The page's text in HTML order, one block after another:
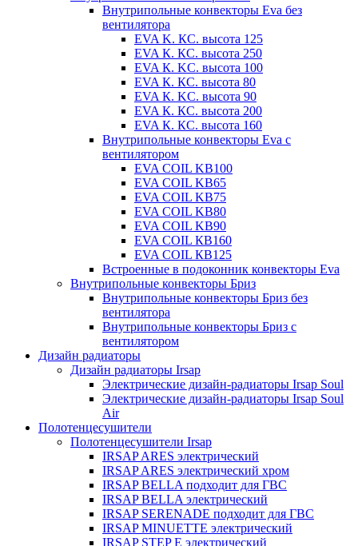
Внутрипольные конвекторы Eva без
вентилятора
EVA K. КС. высота 125
EVA К. КС. высота 250
EVA К. KС. высота 100
EVA К. КС. высота 80
EVA К. KC. высота 90
EVA К. КС. высота 200
EVA К. КС. высота 160
Внутрипольные конвекторы Eva с
вентилятором
EVA COIL KB100
EVA COIL KB65
EVA COIL KB75
EVA COIL KB80
EVA COIL KB90
EVA COIL КВ160
EVA COIL КВ125
Встроенные в подоконник конвекторы Eva
Внутрипольные конвекторы Бриз
Внутрипольные конвекторы Бриз без
вентилятора
Внутрипольные конвекторы Бриз с
вентилятором
Дизайн радиаторы
Дизайн радиаторы Irsap
Электрические дизайн-радиаторы Irsap Soul
Электрические дизайн-радиаторы Irsap Soul
Air
Полотенцесушители
Полотенцесушители Irsap
IRSAP ARES электрический
IRSAP ARES электрический хром
IRSAP BELLA подходит для ГВС
IRSAP BELLA электрический
IRSAP SERENADE подходит для ГВС
IRSAP MINUETTE электрический
IRSAP STEP E электрический